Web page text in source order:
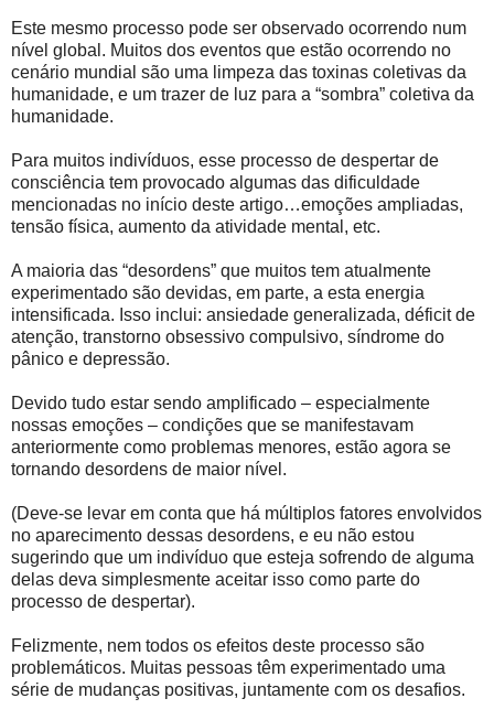
Este mesmo processo pode ser observado ocorrendo num
nível global. Muitos dos eventos que estão ocorrendo no
cenário mundial são uma limpeza das toxinas coletivas da
humanidade, e um trazer de luz para a “sombra” coletiva da
humanidade.
Para muitos indivíduos, esse processo de despertar de
consciência tem provocado algumas das dificuldade
mencionadas no início deste artigo…emoções ampliadas,
tensão física, aumento da atividade mental, etc.
A maioria das “desordens” que muitos tem atualmente
experimentado são devidas, em parte, a esta energia
intensificada. Isso inclui: ansiedade generalizada, déficit de
atenção, transtorno obsessivo compulsivo, síndrome do
pânico e depressão.
Devido tudo estar sendo amplificado – especialmente
nossas emoções – condições que se manifestavam
anteriormente como problemas menores, estão agora se
tornando desordens de maior nível.
(Deve-se levar em conta que há múltiplos fatores envolvidos
no aparecimento dessas desordens, e eu não estou
sugerindo que um indivíduo que esteja sofrendo de alguma
delas deva simplesmente aceitar isso como parte do
processo de despertar).
Felizmente, nem todos os efeitos deste processo são
problemáticos. Muitas pessoas têm experimentado uma
série de mudanças positivas, juntamente com os desafios.